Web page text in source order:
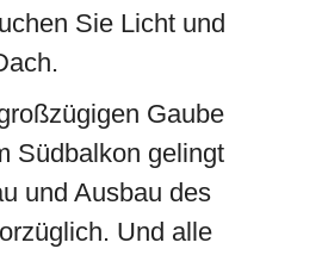
Sie Licht und
Gaube
Südbalkon gelingt
und Ausbau des
Und alle